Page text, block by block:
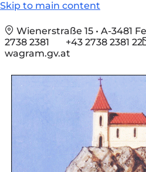
Skip to main content
Wienerstraße 15 • A-3481
2738 2381
+43 2738 2381 22
wagram.gv.at